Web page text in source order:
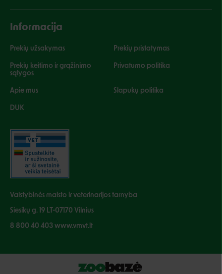
Informacija
Prekių užsakymas Prekių pristatymas
Prekių keitimo ir grąžinimo
sąlygos
Privatumo politika
Apie mus Slapukų politika
DUK
Valstybinės maisto ir veterinarijos tarnyba
Siesikų g. 19 LT-07170 Vilnius
8 800 40 403 www.vmvt.lt